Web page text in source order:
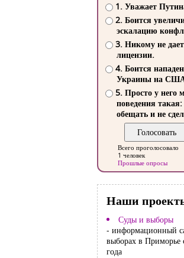
1. Уважает
2. Боится
эскалацию
3. Никому не
лицензии.
4. Боится
Украины на
5. Просто у него
поведения такая:
обещать и не
Всего проголосовало
1 человек
Прошлые опросы
Наши
Суды и выборы
- информационный
выборах в Приморье
года